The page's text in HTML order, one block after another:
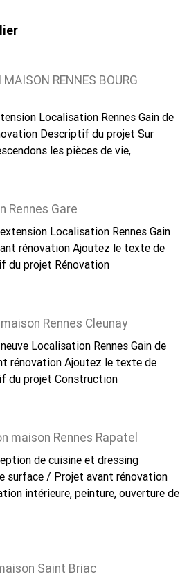
RENNES BOURG
Localisation Rennes Gain de
Descriptif du projet Sur
les pièces de vie,
Rennes Gare
Localisation Rennes Gain
rénovation Ajoutez le texte de
du projet Rénovation
Rennes Cleunay
Localisation Rennes Gain de
rénovation Ajoutez le texte de
du projet Construction
maison Rennes Rapatel
de cuisine et dressing
surface / Projet avant rénovation
intérieure, peinture, ouverture de
Saint Briac